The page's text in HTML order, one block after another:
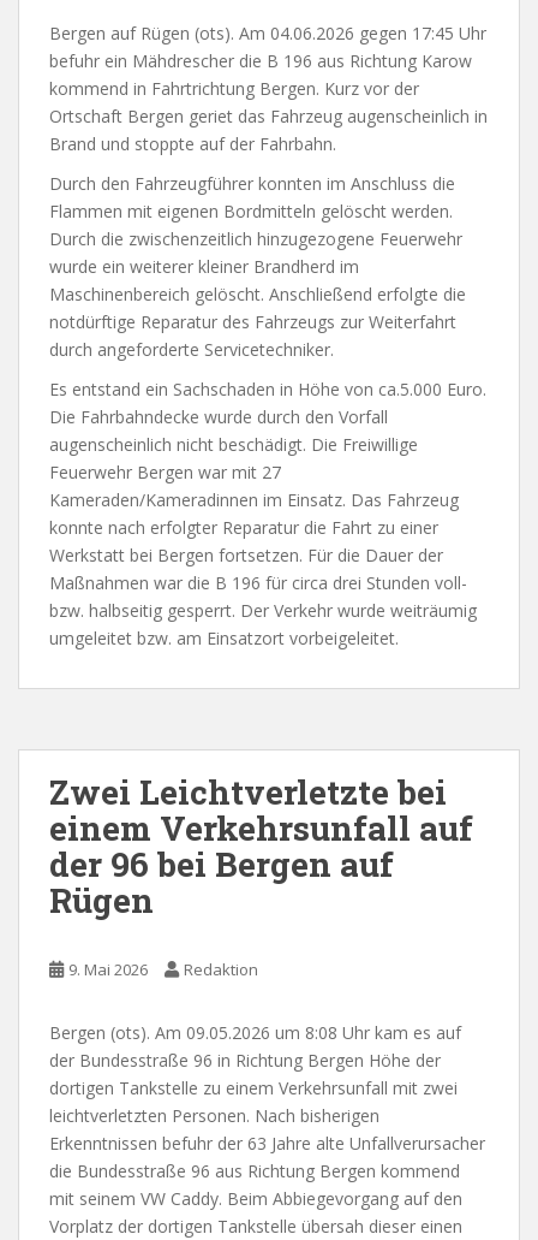
Bergen auf Rügen (ots). Am 04.06.2026 gegen 17:45 Uhr
befuhr ein Mähdrescher die B 196 aus Richtung Karow
kommend in Fahrtrichtung Bergen. Kurz vor der
Ortschaft Bergen geriet das Fahrzeug augenscheinlich in
Brand und stoppte auf der Fahrbahn.
Durch den Fahrzeugführer konnten im Anschluss die
Flammen mit eigenen Bordmitteln gelöscht werden.
Durch die zwischenzeitlich hinzugezogene Feuerwehr
wurde ein weiterer kleiner Brandherd im
Maschinenbereich gelöscht. Anschließend erfolgte die
notdürftige Reparatur des Fahrzeugs zur Weiterfahrt
durch angeforderte Servicetechniker.
Es entstand ein Sachschaden in Höhe von ca.5.000 Euro.
Die Fahrbahndecke wurde durch den Vorfall
augenscheinlich nicht beschädigt. Die Freiwillige
Feuerwehr Bergen war mit 27
Kameraden/Kameradinnen im Einsatz. Das Fahrzeug
konnte nach erfolgter Reparatur die Fahrt zu einer
Werkstatt bei Bergen fortsetzen. Für die Dauer der
Maßnahmen war die B 196 für circa drei Stunden voll-
bzw. halbseitig gesperrt. Der Verkehr wurde weiträumig
umgeleitet bzw. am Einsatzort vorbeigeleitet.
Zwei Leichtverletzte bei
einem Verkehrsunfall auf
der 96 bei Bergen auf
Rügen
9. Mai 2026 Redaktion
Bergen (ots). Am 09.05.2026 um 8:08 Uhr kam es auf
der Bundesstraße 96 in Richtung Bergen Höhe der
dortigen Tankstelle zu einem Verkehrsunfall mit zwei
leichtverletzten Personen. Nach bisherigen
Erkenntnissen befuhr der 63 Jahre alte Unfallverursacher
die Bundesstraße 96 aus Richtung Bergen kommend
mit seinem VW Caddy. Beim Abbiegevorgang auf den
Vorplatz der dortigen Tankstelle übersah dieser einen